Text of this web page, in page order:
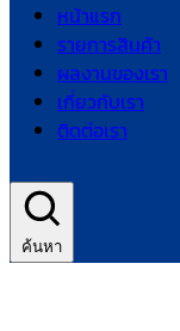
หน้าแรก
รายการสินค้า
ผลงานของเรา
เกี่ยวกับเรา
ติดต่อเรา
ค้นหา